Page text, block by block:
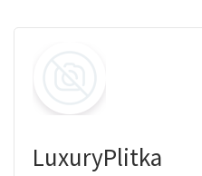
LuxuryPlitka